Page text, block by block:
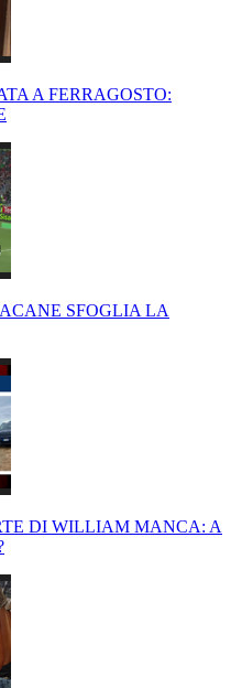
A FERRAGOSTO:
SFOGLIA LA
DI WILLIAM MANCA: A